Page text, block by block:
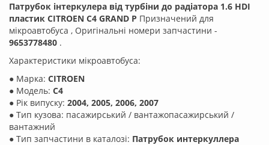
Патрубок інтеркулера від турбіни до радіатора 1.6 HDI
пластик CITROEN C4 GRAND P Призначений для
мікроавтобуса , Оригінальні номери запчастини -
9653778480 .
Характеристики мікроавтобуса:
● Марка: CITROEN
● Модель: C4
● Рік випуску: 2004, 2005, 2006, 2007
● Тип кузова: пасажирський / вантажопасажирський /
вантажний
● Тип запчастини в каталозі: Патрубок интеркуллера